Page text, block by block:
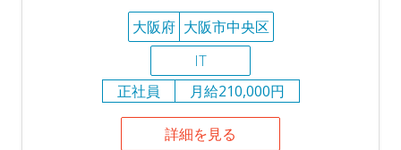
大阪府 大阪市中央区
IT
正社員
月給210,000円
詳細を見る